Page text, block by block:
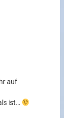
auf
ist…